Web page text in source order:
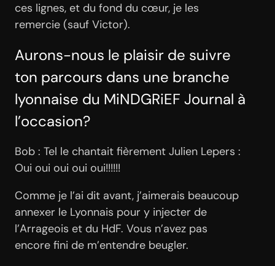
ces lignes, et du fond du cœur, je les
remercie (sauf Victor).
Aurons-nous le plaisir de suivre
ton parcours dans une branche
lyonnaise du MiNDGRiEF Journal à
l’occasion?
Bob : Tel le chantait fièrement Julien Lepers :
Oui oui oui oui oui!!!!!!
Comme je l’ai dit avant, j’aimerais beaucoup
annexer le Lyonnais pour y injecter de
l’Arrageois et du HdF. Vous n’avez pas
encore fini de m’entendre beugler.